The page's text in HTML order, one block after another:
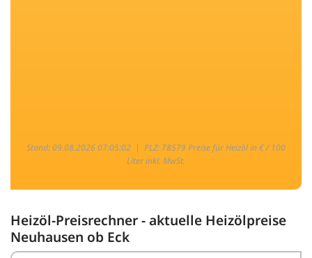
Stand: 09.08.2026 07:05:02 | PLZ: 78579 Preise für Heizöl in € / 100
Liter inkl. MwSt.
Heizöl-Preisrechner - aktuelle Heizölpreise
Neuhausen ob Eck